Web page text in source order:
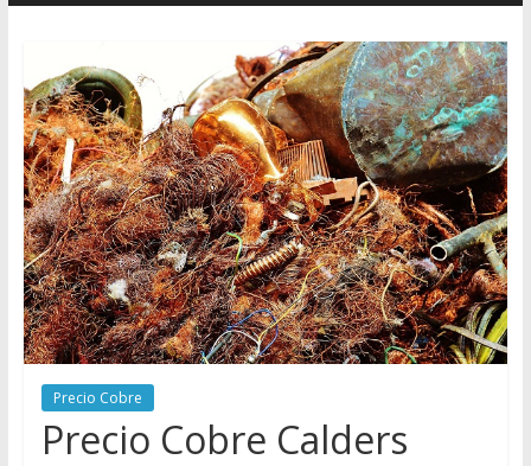
–
Precio
de
Chatarra
Directorio
de
Chatarreros
para
vender
Chatarra
Precio Cobre
Precio Cobre Calders